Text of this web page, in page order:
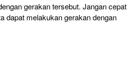
gerakan tersebut. Jangan cepat
dapat melakukan gerakan dengan